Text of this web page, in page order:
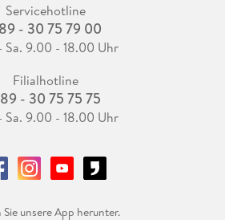
Servicehotline
- 30 75 79 00
Sa. 9.00 - 18.00 Uhr
Filialhotline
- 30 75 75 75
Sa. 9.00 - 18.00 Uhr
Sie unsere App herunter.